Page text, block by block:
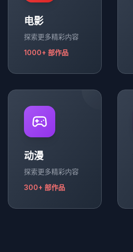
电影
探索更多精彩内容
1000+ 部作品
动漫
探索更多精彩内容
300+ 部作品